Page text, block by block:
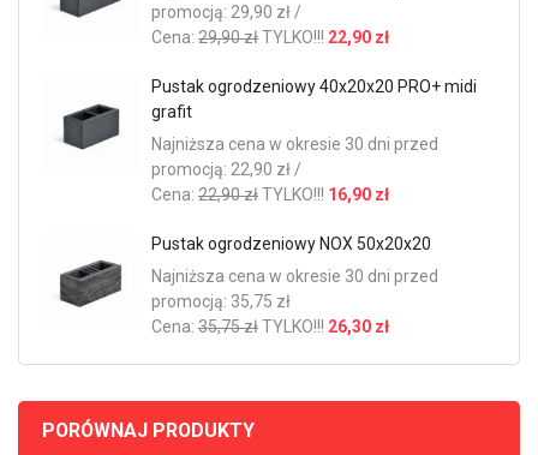
promocją: 29,90 zł /
Cena: 29,90 złTYLKO!!! 22,90 zł
Pustak ogrodzeniowy 40x20x20 PRO+ midi
grafit
Najniższa cena w okresie 30 dni przed
promocją: 22,90 zł /
Cena: 22,90 złTYLKO!!! 16,90 zł
Pustak ogrodzeniowy NOX 50x20x20
Najniższa cena w okresie 30 dni przed
promocją: 35,75 zł
Cena: 35,75 złTYLKO!!! 26,30 zł
PORÓWNAJ PRODUKTY